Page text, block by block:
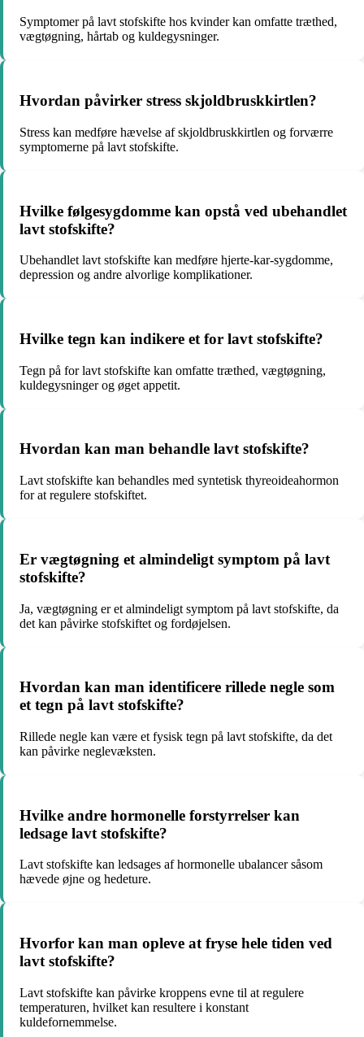
Symptomer på lavt stofskifte hos kvinder kan omfatte træthed,
vægtøgning, hårtab og kuldegysninger.
Hvordan påvirker stress skjoldbruskkirtlen?
Stress kan medføre hævelse af skjoldbruskkirtlen og forværre
symptomerne på lavt stofskifte.
Hvilke følgesygdomme kan opstå ved ubehandlet
lavt stofskifte?
Ubehandlet lavt stofskifte kan medføre hjerte-kar-sygdomme,
depression og andre alvorlige komplikationer.
Hvilke tegn kan indikere et for lavt stofskifte?
Tegn på for lavt stofskifte kan omfatte træthed, vægtøgning,
kuldegysninger og øget appetit.
Hvordan kan man behandle lavt stofskifte?
Lavt stofskifte kan behandles med syntetisk thyreoideahormon
for at regulere stofskiftet.
Er vægtøgning et almindeligt symptom på lavt
stofskifte?
Ja, vægtøgning er et almindeligt symptom på lavt stofskifte, da
det kan påvirke stofskiftet og fordøjelsen.
Hvordan kan man identificere rillede negle som
et tegn på lavt stofskifte?
Rillede negle kan være et fysisk tegn på lavt stofskifte, da det
kan påvirke neglevæksten.
Hvilke andre hormonelle forstyrrelser kan
ledsage lavt stofskifte?
Lavt stofskifte kan ledsages af hormonelle ubalancer såsom
hævede øjne og hedeture.
Hvorfor kan man opleve at fryse hele tiden ved
lavt stofskifte?
Lavt stofskifte kan påvirke kroppens evne til at regulere
temperaturen, hvilket kan resultere i konstant
kuldefornemmelse.